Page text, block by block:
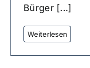
Bürger [...]